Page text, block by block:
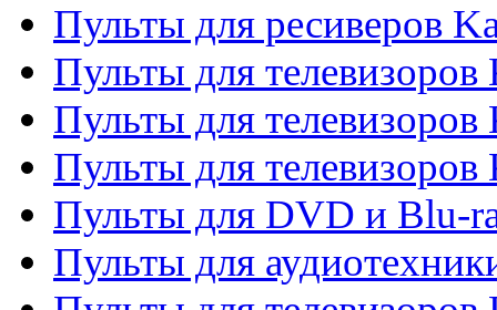
Пульты для ресиверов
Пульты для телевизоров
Пульты для телевизоров
Пульты для телевизоров
Пульты для DVD и Blu-
Пульты для